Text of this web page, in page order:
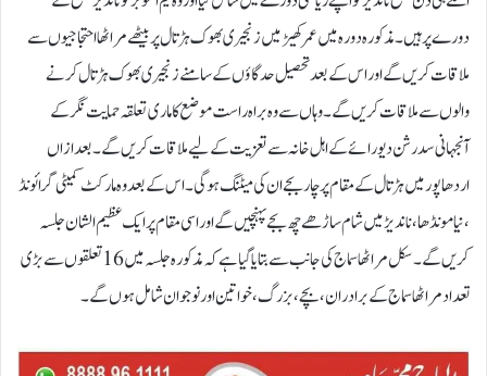
دورے پر ہیں۔مذکورہ دورہ میں عمرکھیڑ میں زنجیر ی بھوک ہڑتال پر بیٹھے مراٹھا احتجاجیوں سے
ملاقات کریں گے اور اس کے بعد تحصیل حدگاؤں کے سامنے زنجیری بھوک ہڑتال کرنے
والوں سے ملاقات کریں گے۔ وہاں سے وہ براہ راست موضع کاماری تعلقہ حمایت نگر کے
آنجہانی سدرشن دیورائے کے اہل خانہ سے تعزیت کے لیے ملاقات کریں گے۔ بعد ازاں
اردھاپور میں ہڑتال کے مقام پر چار بجے ان کی میٹنگ ہوگی۔ اس کے بعد وہ مارکٹ کمیٹی گرائونڈ
، نیامونڈھا، ناندیڑ میں شام ساڑھے چھ بجے پہنچیں گے اور اسی مقام پر ایک عظیم الشان جلسہ
کریں گے۔سکل مراٹھا سماج کی جانب سے بتایا گیا ہے کہ مذکورہ جلسہ میں 16تعلقوں سے بڑی
تعداد مراٹھا سماج کے برادران، بچے، بزرگ، خواتین اور نوجوان شامل ہوں گے۔